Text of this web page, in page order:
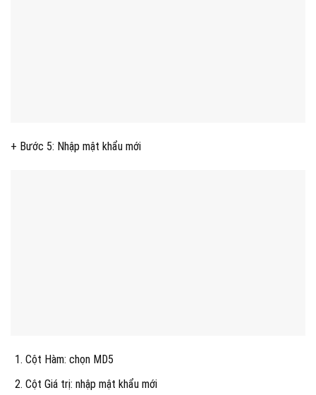
+ Bước 5: Nhập mật khẩu mới
Cột Hàm: chọn MD5
Cột Giá trị: nhập mật khẩu mới